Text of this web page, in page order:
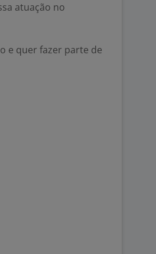
atuação no
e quer fazer parte de